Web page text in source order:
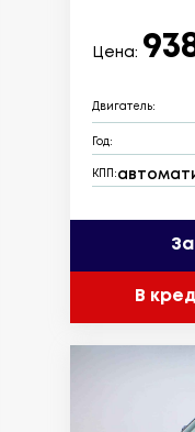
Цена:
Двигатель:
Год:
КПП:
В